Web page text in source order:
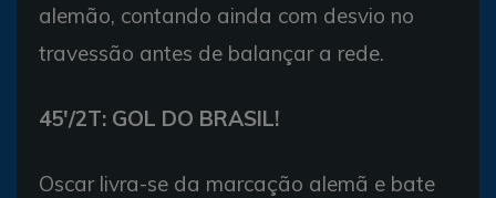
alemão, contando ainda com desvio no
travessão antes de balançar a rede.
45′/2T: GOL DO BRASIL!
Oscar livra-se da marcação alemã e bate